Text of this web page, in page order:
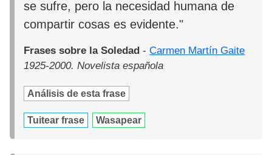
se sufre, pero la necesidad humana de
compartir cosas es evidente."
Frases sobre la Soledad -Carmen Martín Gaite
1925-2000. Novelista española
Análisis de esta frase
Tuitear frase Wasapear